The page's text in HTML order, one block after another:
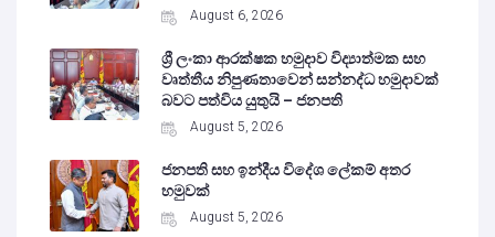
August 6, 2026
ශ්‍රී ලංකා ආරක්ෂක හමුදාව විද්‍යාත්මක සහ
වෘත්තීය නිපුණතාවෙන් සන්නද්ධ හමුදාවක්
බවට පත්විය යුතුයි – ජනපති
August 5, 2026
ජනපති සහ ඉන්දීය විදේශ ලේකම් අතර
හමුවක්
August 5, 2026